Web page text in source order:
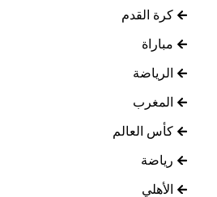
كرة القدم
مباراة
الرياضة
المغرب
كأس العالم
رياضة
الأهلي